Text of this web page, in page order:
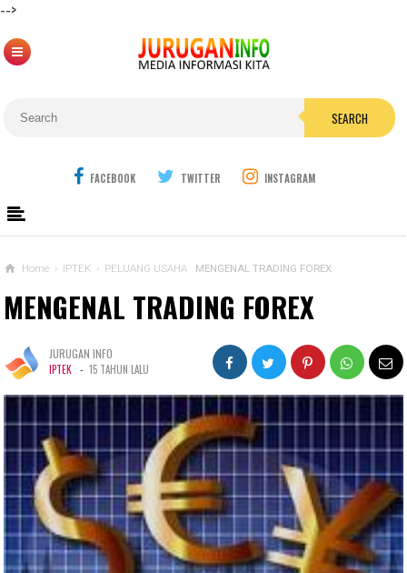
-->
SEARCH
FACEBOOK TWITTER INSTAGRAM
Home › IPTEK › PELUANG USAHA MENGENAL TRADING FOREX
MENGENAL TRADING FOREX
JURUGAN INFO
IPTEK - 15 TAHUN LALU